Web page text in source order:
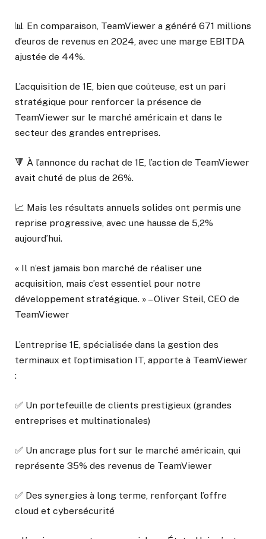
📊 En comparaison, TeamViewer a généré 671 millions
d’euros de revenus en 2024, avec une marge EBITDA
ajustée de 44%.
L’acquisition de 1E, bien que coûteuse, est un pari
stratégique pour renforcer la présence de
TeamViewer sur le marché américain et dans le
secteur des grandes entreprises.
🔻 À l’annonce du rachat de 1E, l’action de TeamViewer
avait chuté de plus de 26%.
📈 Mais les résultats annuels solides ont permis une
reprise progressive, avec une hausse de 5,2%
aujourd’hui.
« Il n’est jamais bon marché de réaliser une
acquisition, mais c’est essentiel pour notre
développement stratégique. » – Oliver Steil, CEO de
TeamViewer
L’entreprise 1E, spécialisée dans la gestion des
terminaux et l’optimisation IT, apporte à TeamViewer
:
✅ Un portefeuille de clients prestigieux (grandes
entreprises et multinationales)
✅ Un ancrage plus fort sur le marché américain, qui
représente 35% des revenus de TeamViewer
✅ Des synergies à long terme, renforçant l’offre
cloud et cybersécurité